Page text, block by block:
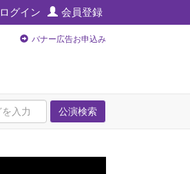
ログイン 会員登録
バナー広告お申込み
公演検索